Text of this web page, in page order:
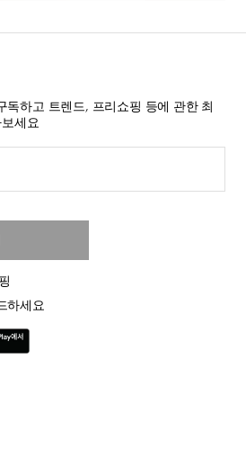
독하고 트렌드, 프리쇼핑 등에 관한 최
세요
하세요